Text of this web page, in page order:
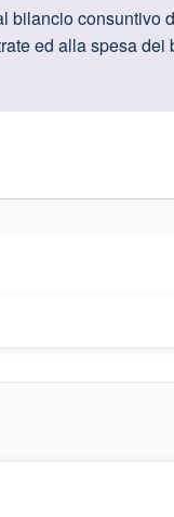
bilancio consuntivo
ed alla spesa